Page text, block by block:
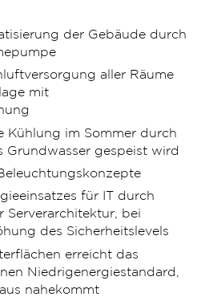
der Gebäude durch
aller Räume
mit
Kühlung im Sommer durch
Grundwasser gespeist wird
für IT durch
Serverarchitektur, bei
des Sicherheitslevels
erreicht das
Niedrigenergiestandard,
nahekommt